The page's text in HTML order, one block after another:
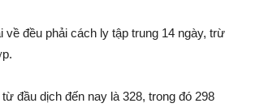
đều phải cách ly tập trung 14 ngày, trừ
đầu dịc‌h đến nay là 328, trong đó 298